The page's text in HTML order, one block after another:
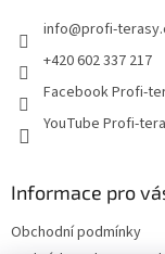
info@profi-
+420 602 337 217
Facebook Profi-
YouTube Profi-
Informace pro
Obchodní podmínky